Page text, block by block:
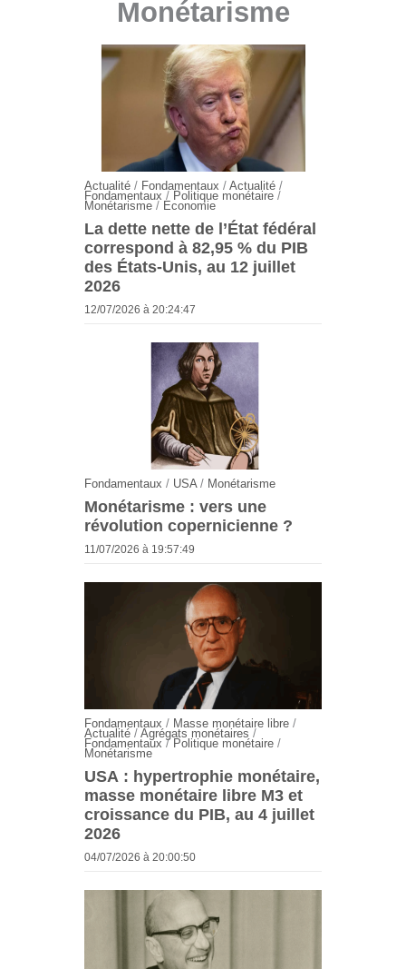
Monétarisme
Actualité/ Fondamentaux / Actualité/
Fondamentaux / Politique monétaire/
Monétarisme/ Economie
La dette nette de l’État fédéral
correspond à 82,95 % du PIB
des États-Unis, au 12 juillet
2026
12/07/2026 à 20:24:47
Fondamentaux / USA/ Monétarisme
Monétarisme : vers une
révolution copernicienne ?
11/07/2026 à 19:57:49
Fondamentaux / Masse monétaire libre/
Actualité/ Agrégats monétaires /
Fondamentaux / Politique monétaire/
Monétarisme
USA : hypertrophie monétaire,
masse monétaire libre M3 et
croissance du PIB, au 4 juillet
2026
04/07/2026 à 20:00:50